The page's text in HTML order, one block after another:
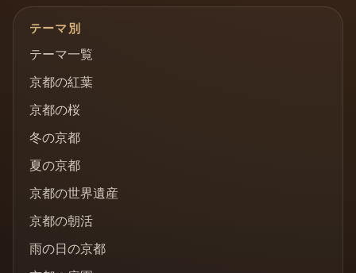
テーマ別
テーマ一覧
京都の紅葉
京都の桜
冬の京都
夏の京都
京都の世界遺産
京都の朝活
雨の日の京都